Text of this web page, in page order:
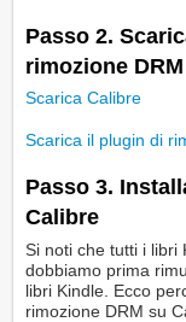
Passo 2.
rimozione DRM
Scarica Calibre
Scarica il plugin di
Passo 3.
Calibre
Si noti che tutti i libri
dobbiamo prima
libri Kindle. Ecco
rimozione DRM su